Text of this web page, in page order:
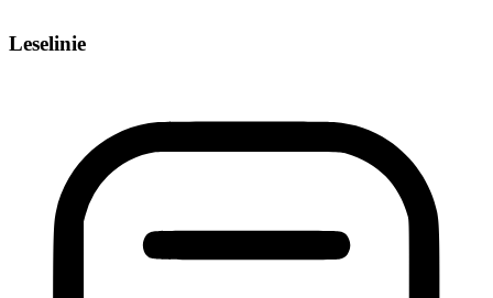
Leselinie